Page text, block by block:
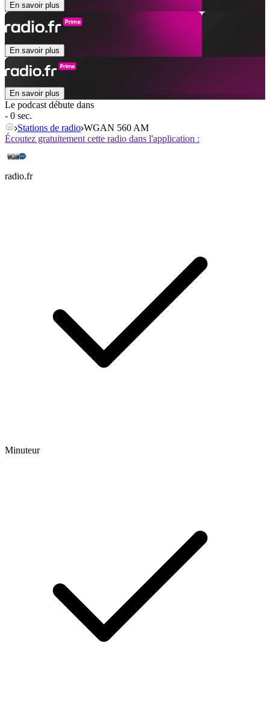
En savoir plus
En savoir plus
En savoir plus
Le podcast débute dans
- 0 sec.
Stations de radio WGAN 560 AM
Écoutez gratuitement cette radio dans l'application :
radio.fr
Minuteur